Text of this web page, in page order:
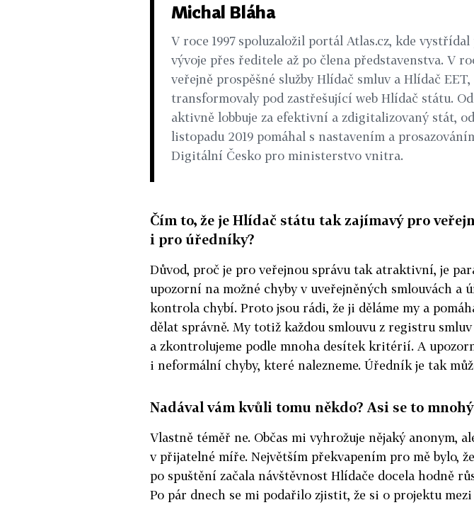
Michal Bláha
V roce 1997 spoluzaložil portál Atlas.cz, kde vystřídal
vývoje přes ředitele až po člena představenstva. V
veřejně prospěšné služby Hlídač smluv a Hlídač
transformovaly pod zastřešující web Hlídač státu.
aktivně lobbuje za efektivní a zdigitalizovaný stát,
listopadu 2019 pomáhal s nastavením a
Digitální Česko pro ministerstvo vnitra.
Čím to, že je Hlídač státu tak zajímavý pro
i pro úředníky?
Důvod, proč je pro veřejnou správu tak atraktivní, je
upozorní na možné chyby v uveřejněných smlouvách a
kontrola chybí. Proto jsou rádi, že ji děláme my a
dělat správně. My totiž každou smlouvu z registru smluv
a zkontrolujeme podle mnoha desítek kritérií. A
i neformální chyby, které nalezneme. Úředník je tak
Nadával vám kvůli tomu někdo? Asi se to
Vlastně téměř ne. Občas mi vyhrožuje nějaký anonym,
v přijatelné míře. Největším překvapením pro mě bylo,
po spuštění začala návštěvnost Hlídače docela hodně
Po pár dnech se mi podařilo zjistit, že si o projektu